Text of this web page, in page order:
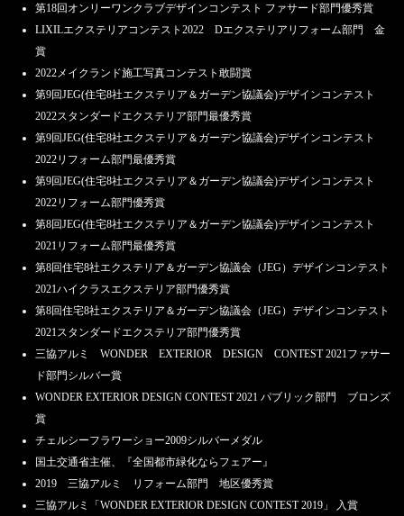
第18回オンリーワンクラブデザインコンテスト ファサード部門優秀賞
LIXILエクステリアコンテスト2022 Dエクステリアリフォーム部門 金
賞
2022メイクランド施工写真コンテスト敢闘賞
第9回JEG(住宅8社エクステリア＆ガーデン協議会)デザインコンテスト
2022スタンダードエクステリア部門最優秀賞
第9回JEG(住宅8社エクステリア＆ガーデン協議会)デザインコンテスト
2022リフォーム部門最優秀賞
第9回JEG(住宅8社エクステリア＆ガーデン協議会)デザインコンテスト
2022リフォーム部門優秀賞
第8回JEG(住宅8社エクステリア＆ガーデン協議会)デザインコンテスト
2021リフォーム部門最優秀賞
第8回住宅8社エクステリア＆ガーデン協議会（JEG）デザインコンテスト
2021ハイクラスエクステリア部門優秀賞
第8回住宅8社エクステリア＆ガーデン協議会（JEG）デザインコンテスト
2021スタンダードエクステリア部門優秀賞
三協アルミ WONDER EXTERIOR DESIGN CONTEST 2021ファサー
ド部門シルバー賞
WONDER EXTERIOR DESIGN CONTEST 2021 パブリック部門 ブロンズ
賞
チェルシーフラワーショー2009シルバーメダル
国土交通省主催、『全国都市緑化ならフェアー』
2019 三協アルミ リフォーム部門 地区優秀賞
三協アルミ「WONDER EXTERIOR DESIGN CONTEST 2019」 入賞